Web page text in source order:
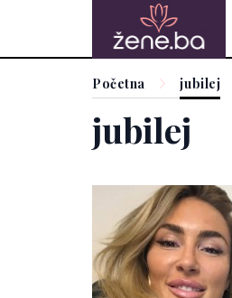
Početna jubilej
jubilej